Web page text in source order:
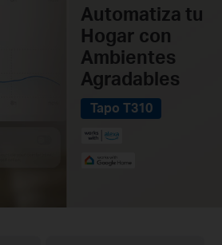
Automatiza tu
Hogar con
Ambientes
Agradables
Tapo T310